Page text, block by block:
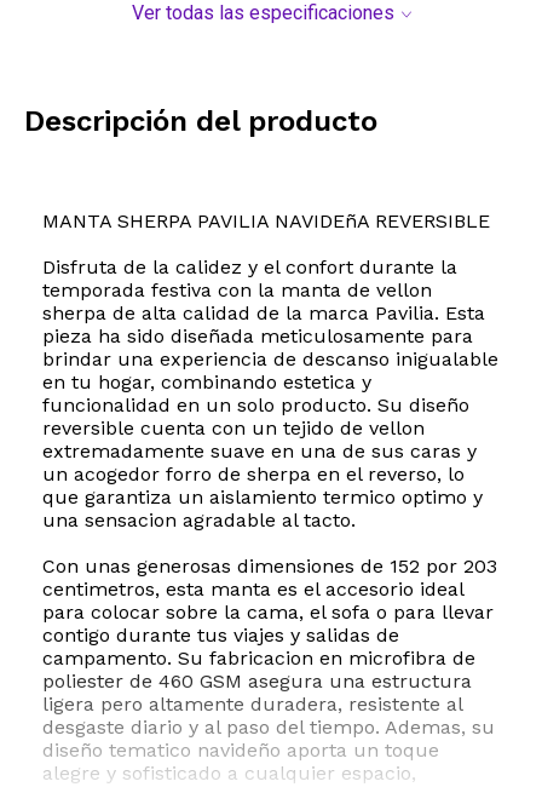
Ver todas las especificaciones
Descripción del producto
MANTA SHERPA PAVILIA NAVIDEñA REVERSIBLE
Disfruta de la calidez y el confort durante la
temporada festiva con la manta de vellon
sherpa de alta calidad de la marca Pavilia. Esta
pieza ha sido diseñada meticulosamente para
brindar una experiencia de descanso inigualable
en tu hogar, combinando estetica y
funcionalidad en un solo producto. Su diseño
reversible cuenta con un tejido de vellon
extremadamente suave en una de sus caras y
un acogedor forro de sherpa en el reverso, lo
que garantiza un aislamiento termico optimo y
una sensacion agradable al tacto.
Con unas generosas dimensiones de 152 por 203
centimetros, esta manta es el accesorio ideal
para colocar sobre la cama, el sofa o para llevar
contigo durante tus viajes y salidas de
campamento. Su fabricacion en microfibra de
poliester de 460 GSM asegura una estructura
ligera pero altamente duradera, resistente al
desgaste diario y al paso del tiempo. Ademas, su
diseño tematico navideño aporta un toque
alegre y sofisticado a cualquier espacio,